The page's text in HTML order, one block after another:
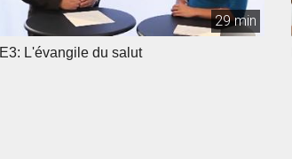
29 min
E3: L'évangile du salut